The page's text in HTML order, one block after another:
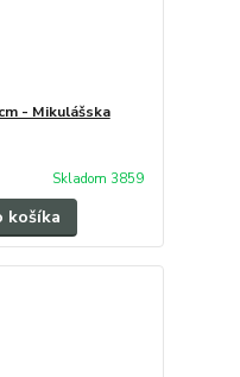
- Mikulášska
Skladom 3859
košíka